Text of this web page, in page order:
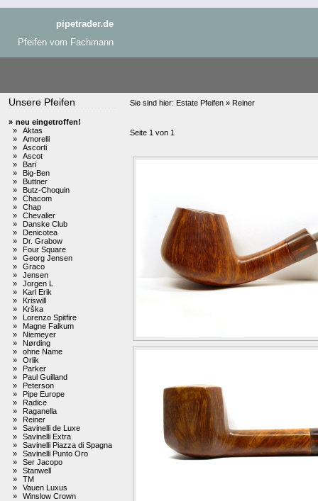
pipetrader.de
Pfeifen vom Fachmann
Unsere Pfeifen
» neu eingetroffen!
»
Aktas
»
Amorelli
»
Ascorti
»
Ascot
»
Bari
»
Big-Ben
»
Buttner
»
Butz-Choquin
»
Chacom
»
Chap
»
Chevalier
»
Danske Club
»
Denicotea
»
Dr. Grabow
»
Four Square
»
Georg Jensen
»
Graco
»
Jensen
»
Jorgen L
»
Karl Erik
»
Kriswill
»
Krška
»
Lorenzo Spitfire
»
Magne Falkum
»
Niemeyer
»
Nørding
»
ohne Name
»
Orlik
»
Parker
»
Paul Guilland
»
Peterson
»
Pipe Europe
»
Radice
»
Raganella
»
Reiner
»
Savinelli de Luxe
»
Savinelli Extra
»
Savinelli Piazza di Spagna
»
Savinelli Punto Oro
»
Ser Jacopo
»
Stanwell
»
TM
»
Vauen Luxus
»
Winslow Crown
Sie sind hier: Estate Pfeifen » Reiner
Seite 1 von 1